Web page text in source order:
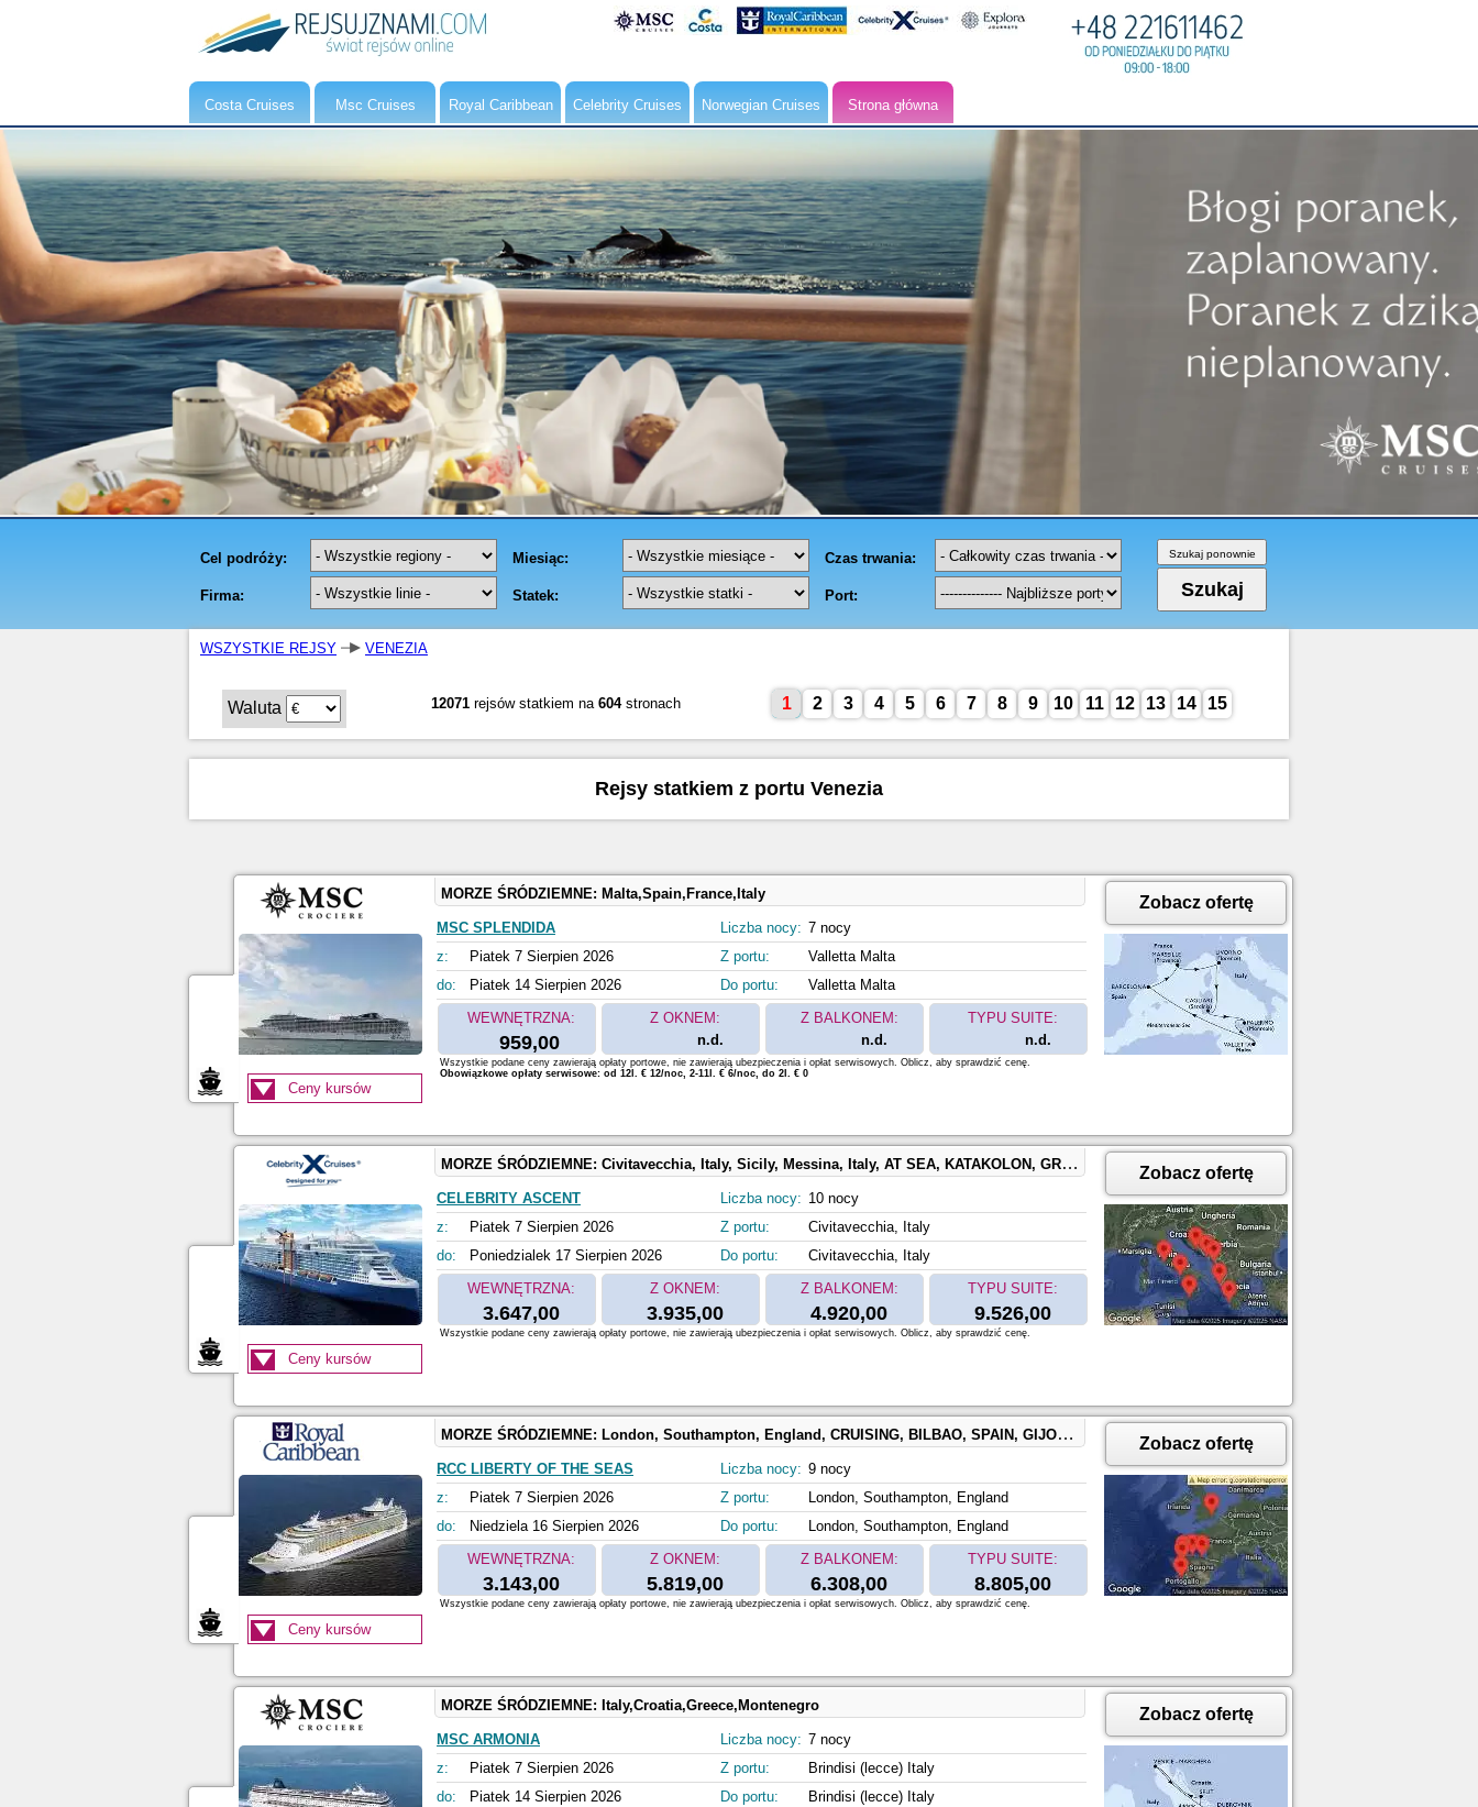
Costa Cruises Msc Cruises Royal Caribbean Celebrity Cruises Norwegian Cruises Strona główna
WSZYSTKIE REJSY VENEZIA
Waluta 12071 rejsów statkiem na 604stronach 15
14
13
12
11
10
9
8
7
6
5
4
3
2
1
Rejsy statkiem z portu Venezia
MORZE ŚRÓDZIEMNE: Malta,Spain,France,Italy
MSC SPLENDIDA
z:
Piatek 7 Sierpien 2026
do:
Piatek 14 Sierpien 2026
Liczba nocy: 7 nocy
Z portu:
Valletta Malta
Do portu:
Valletta Malta
WEWNĘTRZNA:
959,00
Z OKNEM:
n.d.
Z BALKONEM:
n.d.
TYPU SUITE:
n.d.
Zobacz ofertę
Ceny kursów
Wszystkie podane ceny zawierają opłaty portowe, nie zawierają ubezpieczenia i opłat serwisowych. Oblicz, aby sprawdzić cenę.
Obowiązkowe opłaty serwisowe: od 12l. € 12/noc, 2-11l. € 6/noc, do 2l. € 0
MORZE ŚRÓDZIEMNE: Civitavecchia, Italy, Sicily, Messina, Italy, AT SEA, KATAKOLON, GREECE, CORFU, GREECE, DUBROVNIK, CROATIA, SPLIT, CROATIA, BAR, MONTENEGRO, Naples, Capri, Italy
CELEBRITY ASCENT
z:
Piatek 7 Sierpien 2026
do:
Poniedzialek 17 Sierpien 2026
Liczba nocy: 10 nocy
Z portu:
Civitavecchia, Italy
Do portu:
Civitavecchia, Italy
WEWNĘTRZNA:
3.647,00
Z OKNEM:
3.935,00
Z BALKONEM:
4.920,00
TYPU SUITE:
9.526,00
Zobacz ofertę
Ceny kursów
Wszystkie podane ceny zawierają opłaty portowe, nie zawierają ubezpieczenia i opłat serwisowych. Oblicz, aby sprawdzić cenę.
MORZE ŚRÓDZIEMNE: London, Southampton, England, CRUISING, BILBAO, SPAIN, GIJON, SPAIN, LA CORUÑA, SPAIN, SOLAR ECLIPSE (CRUISING), LISBON, PORTUGAL, VIGO, SPAIN
RCC LIBERTY OF THE SEAS
z:
Piatek 7 Sierpien 2026
do:
Niedziela 16 Sierpien 2026
Liczba nocy: 9 nocy
Z portu:
London, Southampton, England
Do portu:
London, Southampton, England
WEWNĘTRZNA:
3.143,00
Z OKNEM:
5.819,00
Z BALKONEM:
6.308,00
TYPU SUITE:
8.805,00
Zobacz ofertę
Ceny kursów
Wszystkie podane ceny zawierają opłaty portowe, nie zawierają ubezpieczenia i opłat serwisowych. Oblicz, aby sprawdzić cenę.
MORZE ŚRÓDZIEMNE: Italy,Croatia,Greece,Montenegro
MSC ARMONIA
z:
Piatek 7 Sierpien 2026
do:
Piatek 14 Sierpien 2026
Liczba nocy: 7 nocy
Z portu:
Brindisi (lecce) Italy
Do portu:
Brindisi (lecce) Italy
Zobacz ofertę